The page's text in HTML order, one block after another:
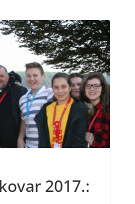
2017.: